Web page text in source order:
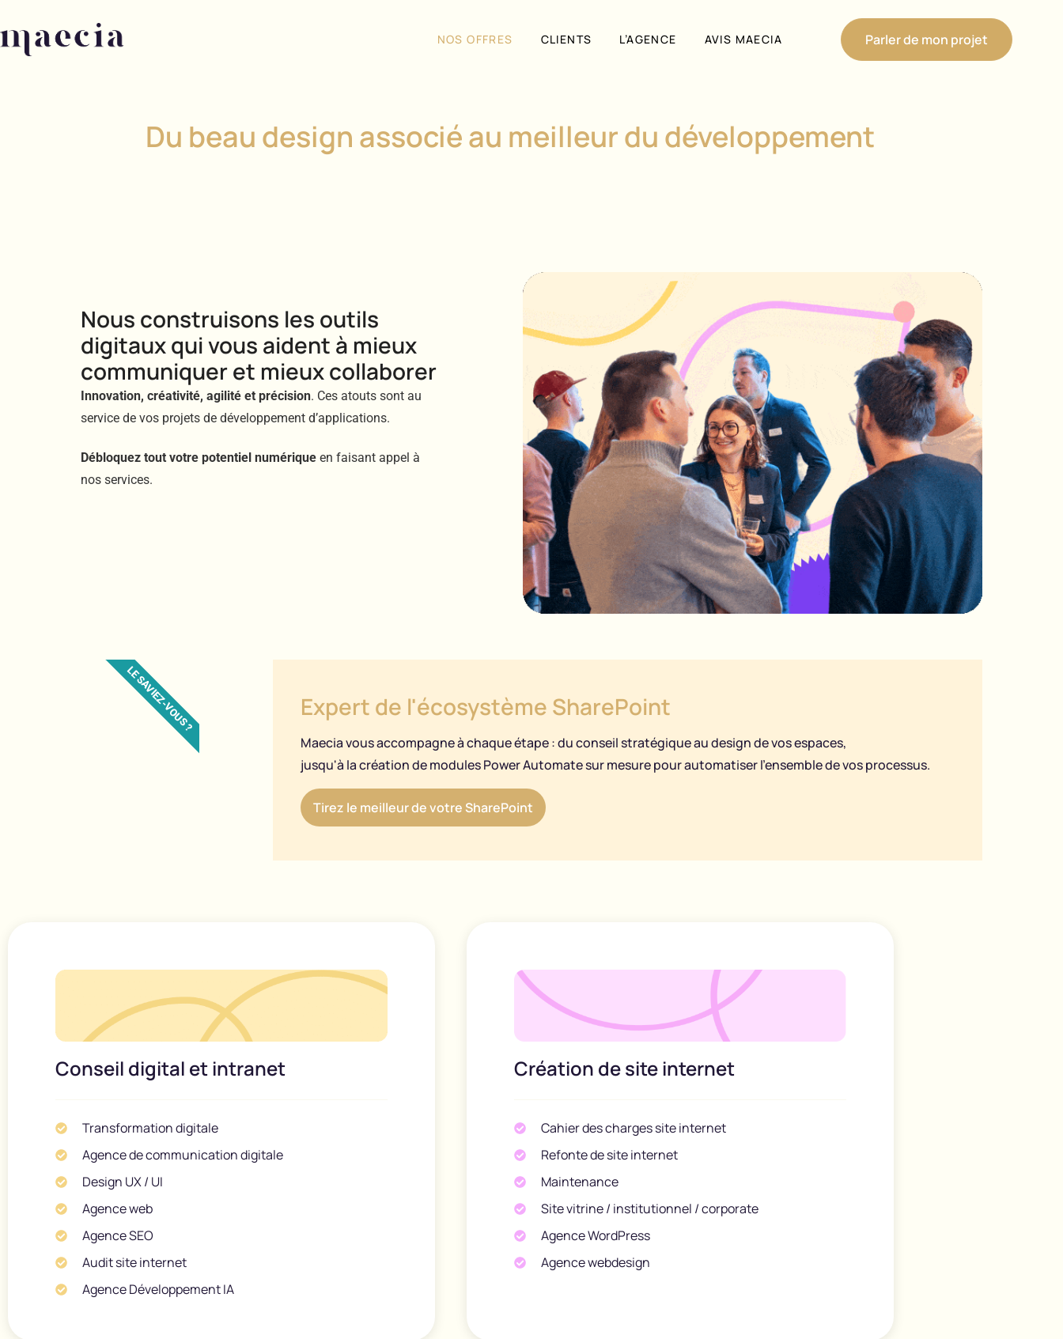
NOS OFFRES CLIENTS L’AGENCE AVIS MAECIA Parler de mon projet
Du beau design associé au meilleur du développement
Nous construisons les outils
digitaux qui vous aident à mieux
communiquer et mieux collaborer
Innovation, créativité, agilité et précision. Ces atouts sont au
service de vos projets de développement d’applications.
Débloquez tout votre potentiel numérique en faisant appel à
nos services.
Expert de l'écosystème SharePoint
Maecia vous accompagne à chaque étape : du conseil stratégique au design de vos espaces,
jusqu'à la création de modules Power Automate sur mesure pour automatiser l'ensemble de vos processus.
Tirez le meilleur de votre SharePoint
LE SAVIEZ-VOUS ?
Conseil digital et intranet​
Transformation digitale
Agence de communication digitale
Design UX / UI
Agence web
Agence SEO
Audit site internet
Agence Développement IA
Création de site internet
Cahier des charges site internet
Refonte de site internet
Maintenance
Site vitrine / institutionnel / corporate
Agence WordPress
Agence webdesign